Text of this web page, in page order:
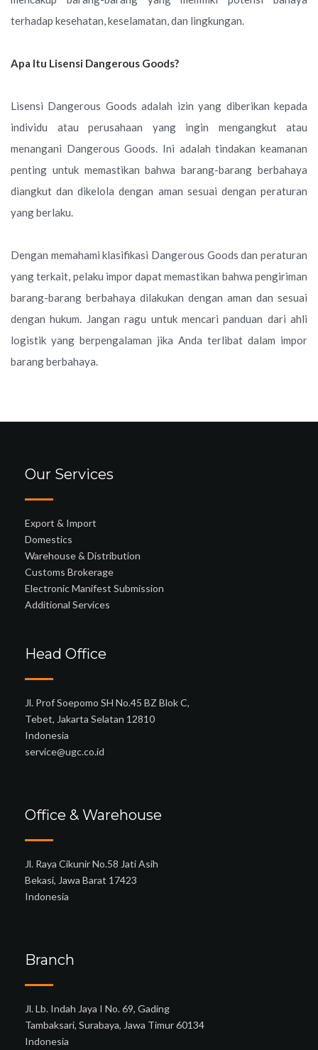
terhadap kesehatan, keselamatan, dan lingkungan.
Apa Itu Lisensi Dangerous Goods?
Lisensi Dangerous Goods adalah izin yang diberikan kepada
individu atau perusahaan yang ingin mengangkut atau
menangani Dangerous Goods. Ini adalah tindakan keamanan
penting untuk memastikan bahwa barang-barang berbahaya
diangkut dan dikelola dengan aman sesuai dengan peraturan
yang berlaku.
Dengan memahami klasifikasi Dangerous Goods dan peraturan
yang terkait, pelaku impor dapat memastikan bahwa pengiriman
barang-barang berbahaya dilakukan dengan aman dan sesuai
dengan hukum. Jangan ragu untuk mencari panduan dari ahli
logistik yang berpengalaman jika Anda terlibat dalam impor
barang berbahaya.
Our Services
Export & Import
Domestics
Warehouse & Distribution
Customs Brokerage
Electronic Manifest Submission
Additional Services
Head Office
Jl. Prof Soepomo SH No.45 BZ Blok C,
Tebet, Jakarta Selatan 12810
Indonesia
service@ugc.co.id
Office & Warehouse
Jl. Raya Cikunir No.58 Jati Asih
Bekasi, Jawa Barat 17423
Indonesia
Branch
Jl. Lb. Indah Jaya I No. 69, Gading
Tambaksari, Surabaya, Jawa Timur 60134
Indonesia